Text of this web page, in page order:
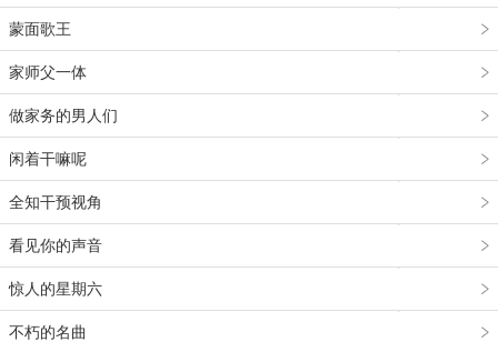
蒙面歌王
家师父一体
做家务的男人们
闲着干嘛呢
全知干预视角
看见你的声音
惊人的星期六
不朽的名曲